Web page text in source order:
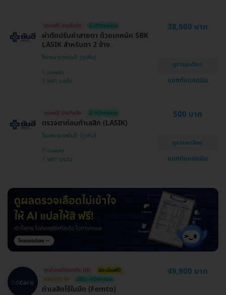
จองฟรี! จ่ายทีหลัง มี HDreview
ผ่าตัดปรับค่าสายตา ด้วยเทคนิค SBK
LASIK สำหรับตา 2 ข้าง
โรงพยาบาลยันฮี
บางพลัด
MRT บางอ้อ
38,500 บาท
ดูรายละเอียด
แชทกับแอดมิน
จองฟรี! จ่ายทีหลัง มี HDreview
ตรวจตาก่อนทำเลสิก (LASIK)
โรงพยาบาลยันฮี
บางพลัด
MRT บางอ้อ
500 บาท
ดูรายละเอียด
แชทกับแอดมิน
ถูกที่สุดเมื่อจองกับ HD
ประเมินฟรี!
ผ่อน 0% ได้
มีรีวิว HDreview
ทำเลสิกไร้ใบมีด (Femto)
49,900 บาท